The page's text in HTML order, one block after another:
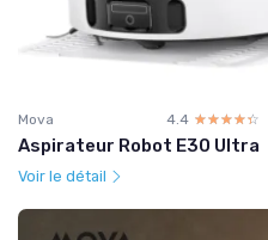
Mova 4.4 ☆☆☆☆☆
★★★★★
Aspirateur Robot E30 Ultra
Voir le détail